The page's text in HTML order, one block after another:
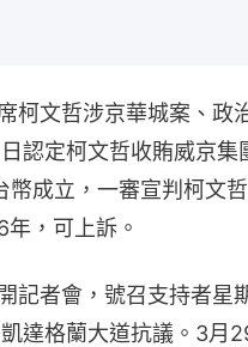
柯文哲涉京華城案、政
認定柯文哲收賄威京集
幣成立，一審宣判柯文
，可上訴。
記者會，號召支持者星
達格蘭大道抗議。3月